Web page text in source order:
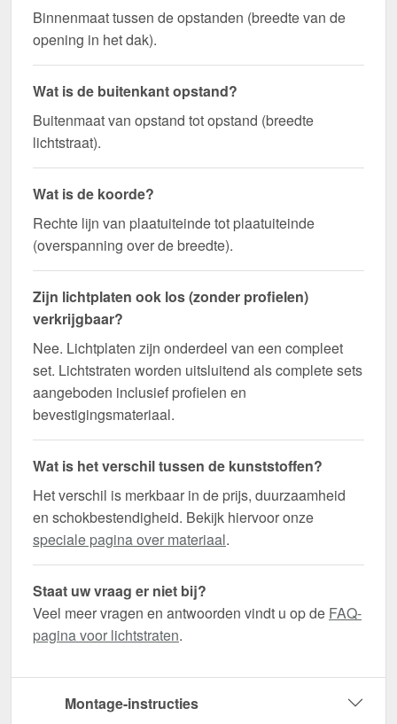
Binnenmaat tussen de opstanden (breedte van de
opening in het dak).
Wat is de buitenkant opstand?
Buitenmaat van opstand tot opstand (breedte
lichtstraat).
Wat is de koorde?
Rechte lijn van plaatuiteinde tot plaatuiteinde
(overspanning over de breedte).
Zijn lichtplaten ook los (zonder profielen)
verkrijgbaar?
Nee. Lichtplaten zijn onderdeel van een compleet
set. Lichtstraten worden uitsluitend als complete sets
aangeboden inclusief profielen en
bevestigingsmateriaal.
Wat is het verschil tussen de kunststoffen?
Het verschil is merkbaar in de prijs, duurzaamheid
en schokbestendigheid. Bekijk hiervoor onze
speciale pagina over materiaal.
Staat uw vraag er niet bij?
Veel meer vragen en antwoorden vindt u op de FAQ-
pagina voor lichtstraten.
Montage-instructies